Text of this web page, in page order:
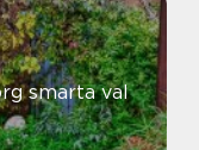
val